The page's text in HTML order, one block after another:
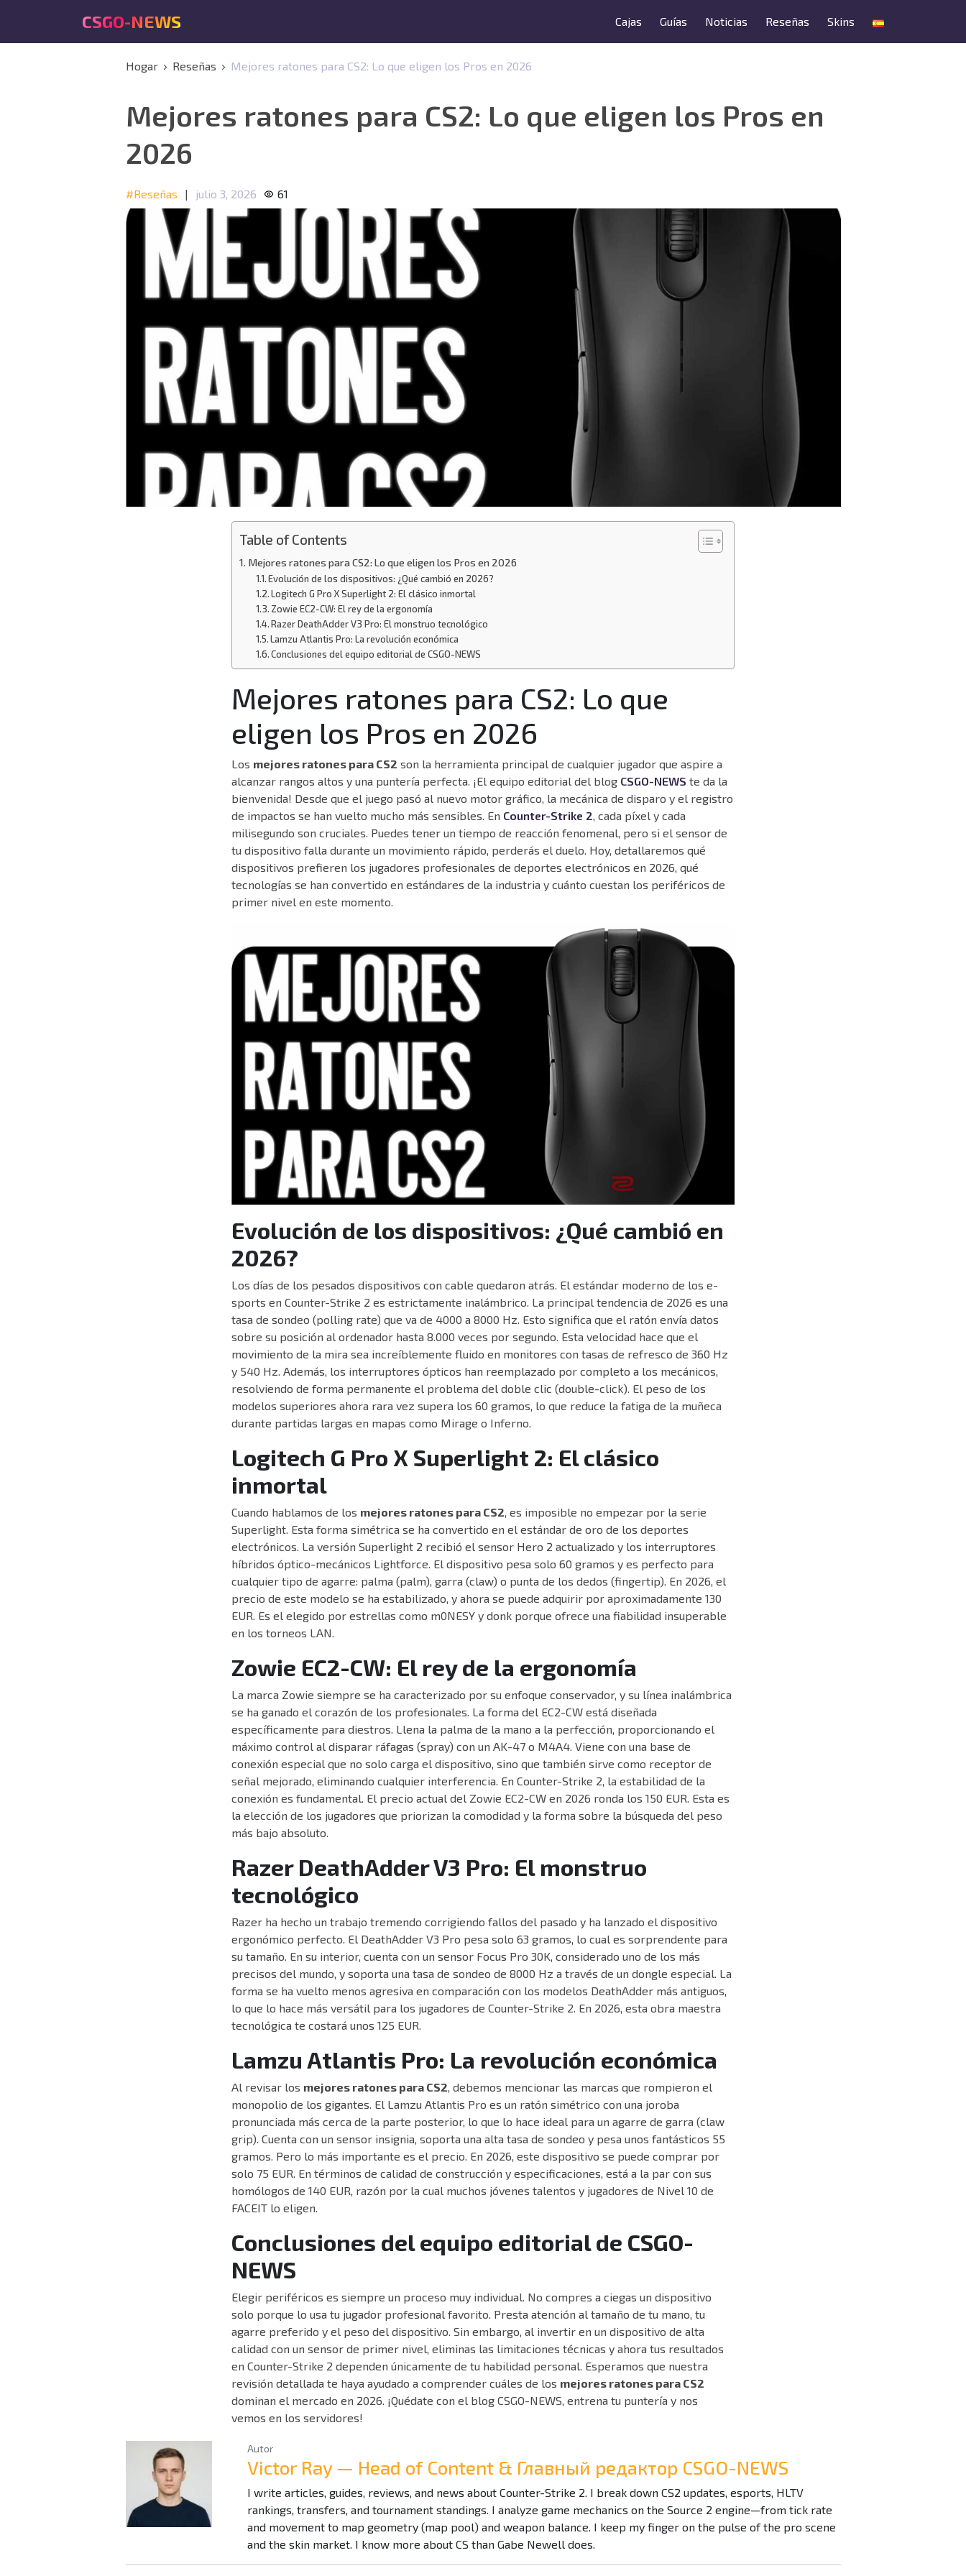
CSGO-NEWS Cajas Guías Noticias Reseñas Skins
Hogar Reseñas Mejores ratones para CS2: Lo que eligen los Pros en 2026
Mejores ratones para CS2: Lo que eligen los Pros en
2026
#Reseñas | julio 3, 2026 61
Table of Contents
Mejores ratones para CS2: Lo que eligen los Pros en 2026
Evolución de los dispositivos: ¿Qué cambió en 2026?
Logitech G Pro X Superlight 2: El clásico inmortal
Zowie EC2-CW: El rey de la ergonomía
Razer DeathAdder V3 Pro: El monstruo tecnológico
Lamzu Atlantis Pro: La revolución económica
Conclusiones del equipo editorial de CSGO-NEWS
Mejores ratones para CS2: Lo que
eligen los Pros en 2026
Los mejores ratones para CS2 son la herramienta principal de cualquier jugador que aspire a
alcanzar rangos altos y una puntería perfecta. ¡El equipo editorial del blog CSGO-NEWS te da la
bienvenida! Desde que el juego pasó al nuevo motor gráfico, la mecánica de disparo y el registro
de impactos se han vuelto mucho más sensibles. En Counter-Strike 2 , cada píxel y cada
milisegundo son cruciales. Puedes tener un tiempo de reacción fenomenal, pero si el sensor de
tu dispositivo falla durante un movimiento rápido, perderás el duelo. Hoy, detallaremos qué
dispositivos prefieren los jugadores profesionales de deportes electrónicos en 2026, qué
tecnologías se han convertido en estándares de la industria y cuánto cuestan los periféricos de
primer nivel en este momento.
Evolución de los dispositivos: ¿Qué cambió en
2026?
Los días de los pesados dispositivos con cable quedaron atrás. El estándar moderno de los e-
sports en Counter-Strike 2 es estrictamente inalámbrico. La principal tendencia de 2026 es una
tasa de sondeo (polling rate) que va de 4000 a 8000 Hz. Esto significa que el ratón envía datos
sobre su posición al ordenador hasta 8.000 veces por segundo. Esta velocidad hace que el
movimiento de la mira sea increíblemente fluido en monitores con tasas de refresco de 360 Hz
y 540 Hz. Además, los interruptores ópticos han reemplazado por completo a los mecánicos,
resolviendo de forma permanente el problema del doble clic (double-click). El peso de los
modelos superiores ahora rara vez supera los 60 gramos, lo que reduce la fatiga de la muñeca
durante partidas largas en mapas como Mirage o Inferno.
Logitech G Pro X Superlight 2: El clásico
inmortal
Cuando hablamos de los mejores ratones para CS2, es imposible no empezar por la serie
Superlight. Esta forma simétrica se ha convertido en el estándar de oro de los deportes
electrónicos. La versión Superlight 2 recibió el sensor Hero 2 actualizado y los interruptores
híbridos óptico-mecánicos Lightforce. El dispositivo pesa solo 60 gramos y es perfecto para
cualquier tipo de agarre: palma (palm), garra (claw) o punta de los dedos (fingertip). En 2026, el
precio de este modelo se ha estabilizado, y ahora se puede adquirir por aproximadamente 130
EUR. Es el elegido por estrellas como m0NESY y donk porque ofrece una fiabilidad insuperable
en los torneos LAN.
Zowie EC2-CW: El rey de la ergonomía
La marca Zowie siempre se ha caracterizado por su enfoque conservador, y su línea inalámbrica
se ha ganado el corazón de los profesionales. La forma del EC2-CW está diseñada
específicamente para diestros. Llena la palma de la mano a la perfección, proporcionando el
máximo control al disparar ráfagas (spray) con un AK-47 o M4A4. Viene con una base de
conexión especial que no solo carga el dispositivo, sino que también sirve como receptor de
señal mejorado, eliminando cualquier interferencia. En Counter-Strike 2, la estabilidad de la
conexión es fundamental. El precio actual del Zowie EC2-CW en 2026 ronda los 150 EUR. Esta es
la elección de los jugadores que priorizan la comodidad y la forma sobre la búsqueda del peso
más bajo absoluto.
Razer DeathAdder V3 Pro: El monstruo
tecnológico
Razer ha hecho un trabajo tremendo corrigiendo fallos del pasado y ha lanzado el dispositivo
ergonómico perfecto. El DeathAdder V3 Pro pesa solo 63 gramos, lo cual es sorprendente para
su tamaño. En su interior, cuenta con un sensor Focus Pro 30K, considerado uno de los más
precisos del mundo, y soporta una tasa de sondeo de 8000 Hz a través de un dongle especial. La
forma se ha vuelto menos agresiva en comparación con los modelos DeathAdder más antiguos,
lo que lo hace más versátil para los jugadores de Counter-Strike 2. En 2026, esta obra maestra
tecnológica te costará unos 125 EUR.
Lamzu Atlantis Pro: La revolución económica
Al revisar los mejores ratones para CS2, debemos mencionar las marcas que rompieron el
monopolio de los gigantes. El Lamzu Atlantis Pro es un ratón simétrico con una joroba
pronunciada más cerca de la parte posterior, lo que lo hace ideal para un agarre de garra (claw
grip). Cuenta con un sensor insignia, soporta una alta tasa de sondeo y pesa unos fantásticos 55
gramos. Pero lo más importante es el precio. En 2026, este dispositivo se puede comprar por
solo 75 EUR. En términos de calidad de construcción y especificaciones, está a la par con sus
homólogos de 140 EUR, razón por la cual muchos jóvenes talentos y jugadores de Nivel 10 de
FACEIT lo eligen.
Conclusiones del equipo editorial de CSGO-
NEWS
Elegir periféricos es siempre un proceso muy individual. No compres a ciegas un dispositivo
solo porque lo usa tu jugador profesional favorito. Presta atención al tamaño de tu mano, tu
agarre preferido y el peso del dispositivo. Sin embargo, al invertir en un dispositivo de alta
calidad con un sensor de primer nivel, eliminas las limitaciones técnicas y ahora tus resultados
en Counter-Strike 2 dependen únicamente de tu habilidad personal. Esperamos que nuestra
revisión detallada te haya ayudado a comprender cuáles de los mejores ratones para CS2
dominan el mercado en 2026. ¡Quédate con el blog CSGO-NEWS, entrena tu puntería y nos
vemos en los servidores!
Autor
Victor Ray — Head of Content & Главный редактор CSGO-NEWS
I write articles, guides, reviews, and news about Counter-Strike 2. I break down CS2 updates, esports, HLTV
rankings, transfers, and tournament standings. I analyze game mechanics on the Source 2 engine—from tick rate
and movement to map geometry (map pool) and weapon balance. I keep my finger on the pulse of the pro scene
and the skin market. I know more about CS than Gabe Newell does.